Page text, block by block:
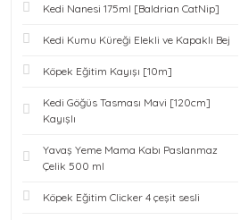
Kedi Nanesi 175ml [Baldrian CatNip]
Kedi Kumu Küreği Elekli ve Kapaklı Bej
Köpek Eğitim Kayışı [10m]
Kedi Göğüs Tasması Mavi [120cm]
Kayışlı
Yavaş Yeme Mama Kabı Paslanmaz
Çelik 500 ml
Köpek Eğitim Clicker 4 çeşit sesli